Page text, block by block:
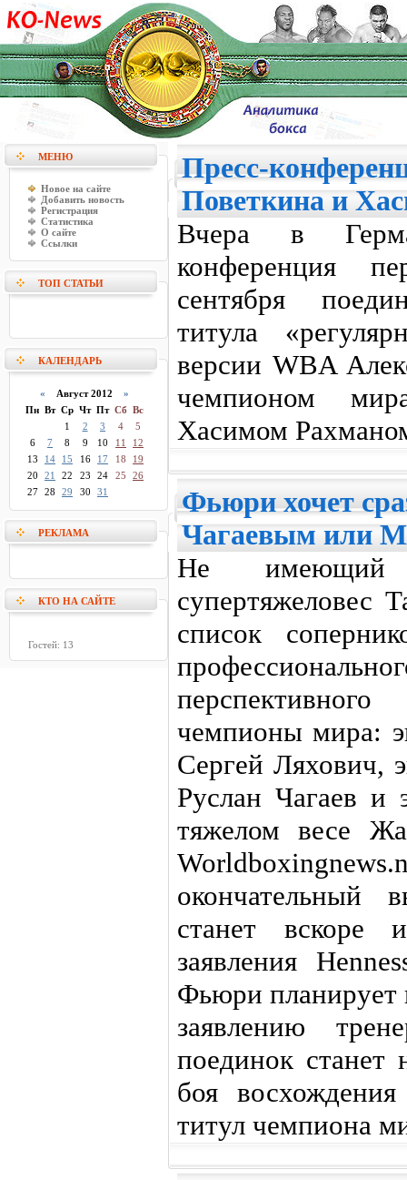
МЕНЮ
Новое на сайте
Добавить новость
Регистрация
Статистика
О сайте
Ссылки
ТОП СТАТЬИ
КАЛЕНДАРЬ
« Август 2012 »
Пн Вт Ср Чт Пт Сб Вс
1
2 3 4
5
6
7 8 9 10 11
12
13
14 15 16 17 18
19
20
21 22 23 24 25
26
27
28 29 30 31
РЕКЛАМА
КТО НА САЙТЕ
Гостей: 13
Пресс-
Поветкина и
Вчера в
конференция
сентября
титула
версии WBA
чемпионом
Хасимом
Фьюри хочет
Чагаевым или
Не имеющий
супертяжеловес
список
чемпионы мира:
Cергей Ляхович,
Руслан Чагаев и
тяжелом весе
окончательный
станет вскоре
заявления
Фьюри планирует
заявлению
поединок станет
боя
титул чемпиона